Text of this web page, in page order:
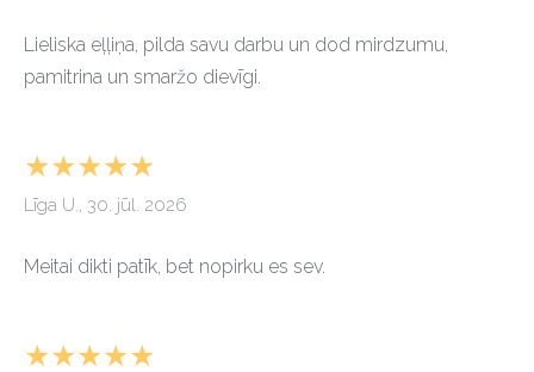
Lieliska eļļiņa, pilda savu darbu un dod mirdzumu,
pamitrina un smaržo dievīgi.
★★★★★
Līga U., 30. jūl. 2026
Meitai dikti patīk, bet nopirku es sev.
★★★★★